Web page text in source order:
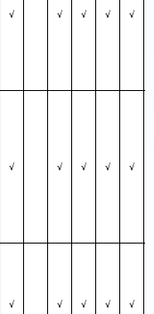
√ √ √ √ √
√ √ √ √ √
√ √ √ √ √